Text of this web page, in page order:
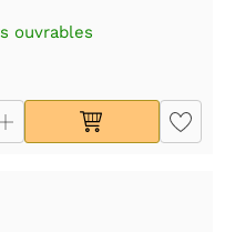
ouvrables